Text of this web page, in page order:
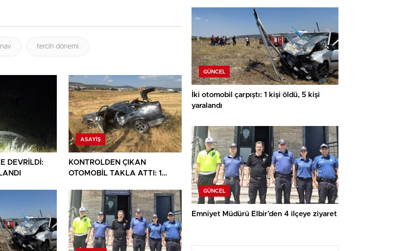
tercih dönemi
DEVRİLDİ:
ASAYIŞ
KONTROLDEN ÇIKAN
OTOMOBİL TAKLA ATTI: 1
GÜNCEL
İki otomobil çarpıştı: 1 kişi öldü, 5 kişi
yaralandı
GÜNCEL
Emniyet Müdürü Elbir’den 4 ilçeye ziyaret